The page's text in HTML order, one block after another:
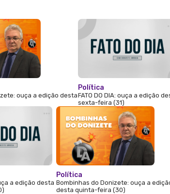
ouça a edição desta
Política
FATO DO DIA: ouça a edição
sexta-feira (31)
a edição desta
Política
Bombinhas do Donizete: ouça a
desta quinta-feira (30)